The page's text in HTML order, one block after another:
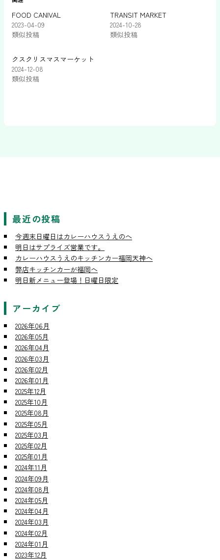
FOOD CANIVAL
2023-04-09
類似投稿
TRANSIT MARKET
2024-10-28
類似投稿
クスクリスマスマーケット
2024-12-08
類似投稿
最近の投稿
今週末日曜日はカレーハウスうえのへ
明日はサプライズ営業です。
カレーハウスうえのキッチンカー福岡天神へ
弊店キッチンカーが福岡へ
明日新メニュー登場！日曜日限定
アーカイブ
2026年06月
2026年05月
2026年04月
2026年03月
2026年02月
2026年01月
2025年12月
2025年10月
2025年08月
2025年05月
2025年03月
2025年02月
2025年01月
2024年11月
2024年09月
2024年08月
2024年05月
2024年04月
2024年03月
2024年02月
2024年01月
2023年12月